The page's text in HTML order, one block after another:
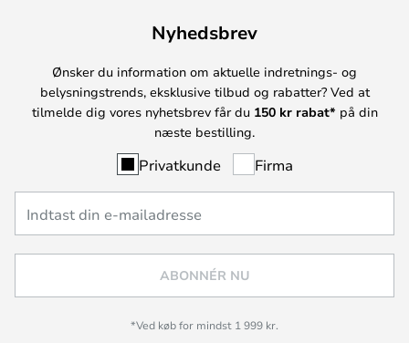
Nyhedsbrev
Ønsker du information om aktuelle indretnings- og
belysningstrends, eksklusive tilbud og rabatter? Ved at
tilmelde dig vores nyhetsbrev får du 150 kr rabat* på din
næste bestilling.
Privatkunde Firma
ABONNÉR NU
*Ved køb for mindst 1 999 kr.